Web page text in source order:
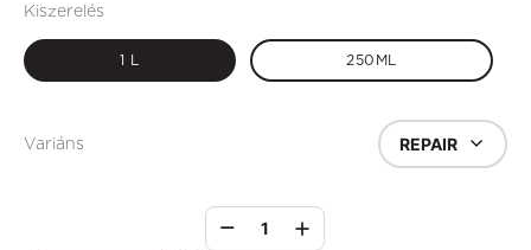
Kiszerelés
1 L 250ML
Variáns REPAIR
1